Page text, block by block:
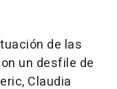
de las
un desfile de
Claudia